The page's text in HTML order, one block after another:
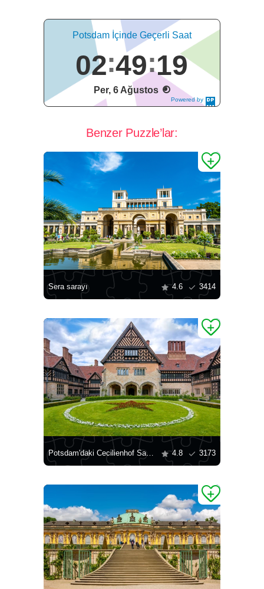
Powered by
DaysPedia.c
Potsdam İçinde Geçerli Saat
02 49 20
Per, 6 Ağustos
Benzer Puzzle’lar:
Sera sarayı 4.6 3414
Potsdam'daki Cecilienhof Sarayı 4.8 3173